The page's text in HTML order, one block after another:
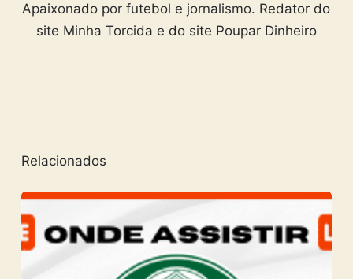
Apaixonado por futebol e jornalismo. Redator do
site Minha Torcida e do site Poupar Dinheiro
Relacionados